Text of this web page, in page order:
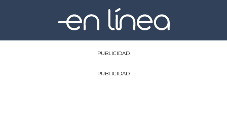
PUBLICIDAD
PUBLICIDAD